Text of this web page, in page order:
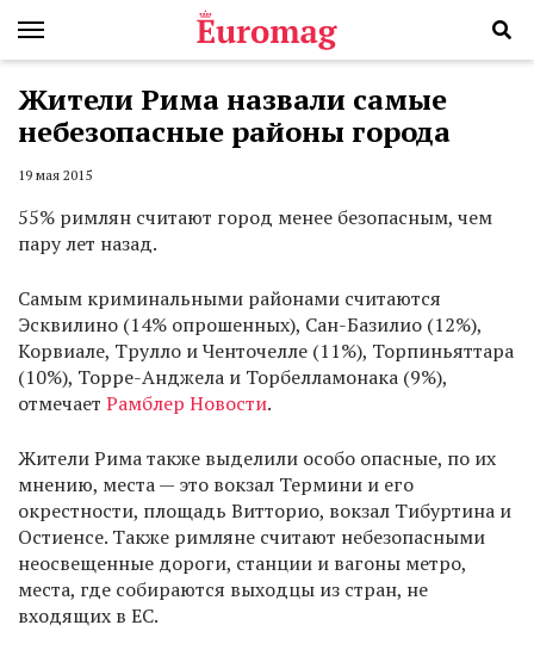
Жители Рима назвали самые
небезопасные районы города
19 мая 2015
55% римлян считают город менее безопасным, чем
пару лет назад.
Самым криминальными районами считаются
Эсквилино (14% опрошенных), Сан-Базилио (12%),
Корвиале, Трулло и Ченточелле (11%), Торпиньяттара
(10%), Торре-Анджела и Торбелламонака (9%),
отмечает Рамблер Новости.
Жители Рима также выделили особо опасные, по их
мнению, места — это вокзал Термини и его
окрестности, площадь Витторио, вокзал Тибуртина и
Остиенсе. Также римляне считают небезопасными
неосвещенные дороги, станции и вагоны метро,
места, где собираются выходцы из стран, не
входящих в ЕС.